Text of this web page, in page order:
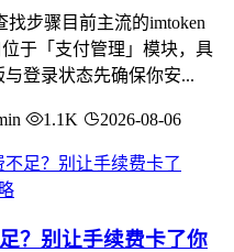
找步骤目前主流的imtoken
于「支付管理」模块，具
登录状态先确保你安...
1.1K 2026-08-06
？别让手续费卡了你